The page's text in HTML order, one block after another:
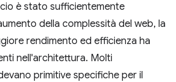
è stato sufficientemente
della complessità del web, la
rendimento ed efficienza ha
nell'architettura. Molti
primitive specifiche per il